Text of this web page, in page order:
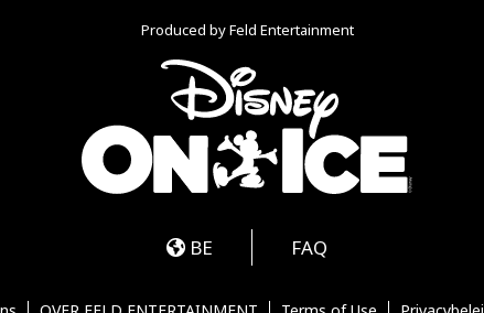
Produced by Feld Entertainment
BE FAQ